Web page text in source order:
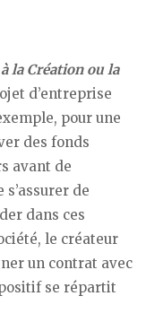
la Création ou la
d’entreprise
pour une
des fonds
avant de
de
dans ces
le créateur
un contrat avec
se répartit